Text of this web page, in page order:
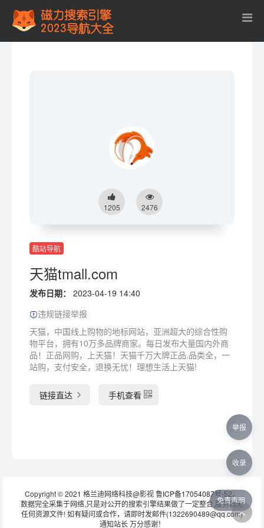
1205 2476
酷站导航
天猫tmall.com
发布日期：
2023-04-19 14:40
违规链接举报
天猫，中国线上购物的地标网站，亚洲超大的综合性购
物平台，拥有10万多品牌商家。每日发布大量国内外商
品！正品网购，上天猫！天猫千万大牌正品,品类全，一
站购，支付安全，退换无忧！理想生活上天猫!
链接直达 手机查看
Copyright © 2021 格兰迪网络科技@影视鲁ICP备17054087号-52。
数据完全采集于网络,只是对公开的搜索引擎结果做了一定整合,服务器无
任何资源文件! 如有疑问或合作，请即时发邮件(1322690489@qq.com)
通知站长 万分感谢！
免责声明
举报
收录